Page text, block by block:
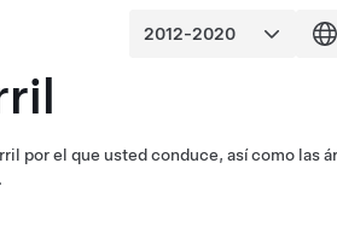
por el que usted conduce, así como las